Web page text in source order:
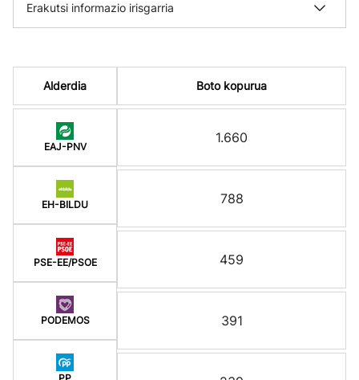
Erakutsi informazio irisgarria
Alderdia
EAJ-PNV
EH-BILDU
PSE-EE/PSOE
PODEMOS
PP
Boto kopurua
1.660
788
459
391